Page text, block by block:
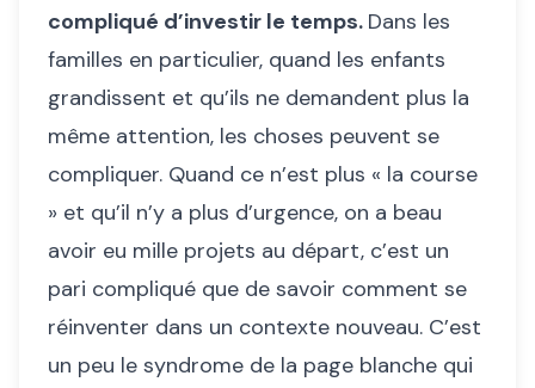
compliqué d’investir le temps. Dans les
familles en particulier, quand les enfants
grandissent et qu’ils ne demandent plus la
même attention, les choses peuvent se
compliquer. Quand ce n’est plus « la course
» et qu’il n’y a plus d’urgence, on a beau
avoir eu mille projets au départ, c’est un
pari compliqué que de savoir comment se
réinventer dans un contexte nouveau. C’est
un peu le syndrome de la page blanche qui